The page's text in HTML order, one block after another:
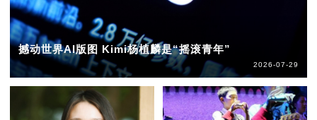
撼动世界AI版图 Kimi杨植麟是“摇滚青年”
2026-07-29